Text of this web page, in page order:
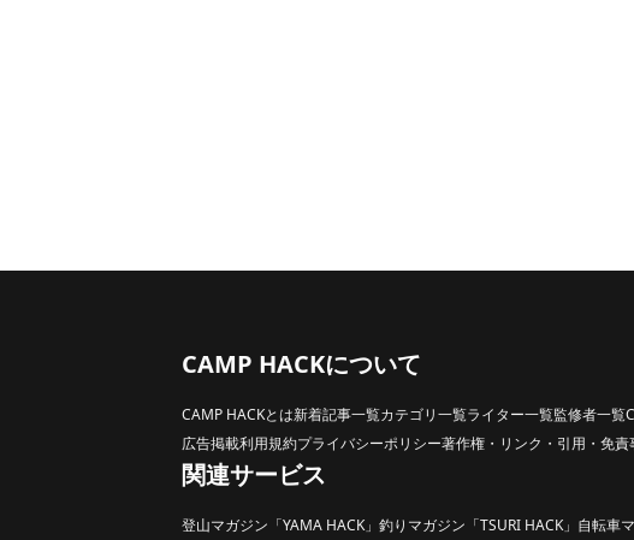
CAMP HACKについて
CAMP HACKとは新着記事一覧カテゴリ一覧ライター一覧監修者一覧
広告掲載利用規約プライバシーポリシー著作権・リンク・引用・免責
関連サービス
登山マガジン「YAMA HACK」 釣りマガジン「TSURI HACK」 自転車